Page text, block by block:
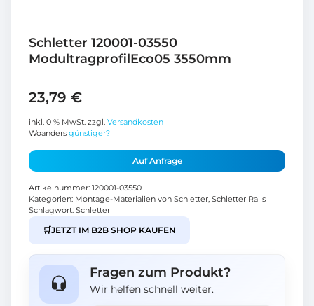
Schletter 120001-03550
ModultragprofilEco05 3550mm
23,79 €
inkl. 0 % MwSt. zzgl. Versandkosten
Woanders günstiger?
Auf Anfrage
Artikelnummer: 120001-03550
Kategorien: Montage-Materialien von Schletter, Schletter Rails
Schlagwort: Schletter
🛒JETZT IM B2B SHOP KAUFEN
Fragen zum Produkt?
Wir helfen schnell weiter.